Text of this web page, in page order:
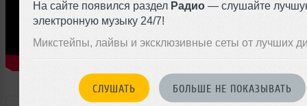
На сайте появился раздел Радио — слушайте
электронную музыку 24/7!
Микстейпы, лайвы и эксклюзивные сеты от лучших
СЛУШАТЬ БОЛЬШЕ НЕ ПОКАЗЫВАТЬ
РАССКАЖИ ДРУЗЬЯМ